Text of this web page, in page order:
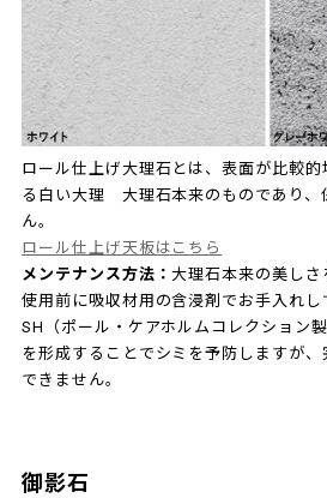
ロール仕上げ大理石とは、表面が比較
る白い大理 大理石本来のものであり、
ん。
ロール仕上げ天板はこちら
メンテナンス方法：大理石本来の美し
使用前に吸収材用の含浸剤でお手入れし
SH（ポール・ケアホルムコレクション
を形成することでシミを予防しますが
できません。
御影石